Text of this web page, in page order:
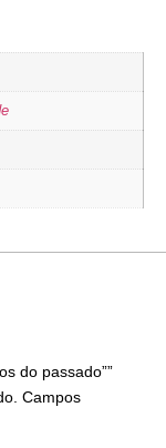
do passado””
Campos